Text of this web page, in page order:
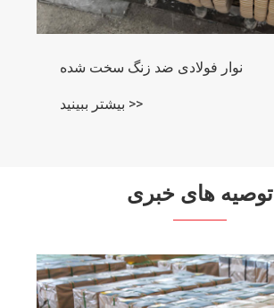
نوار فولادی ضد زنگ سخت شده
بیشتر ببینید >>
توصیه های خبری